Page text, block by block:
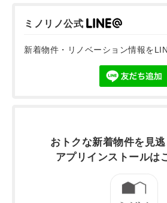
ミノリノ公式
新着物件・リノベーション情報を
おトクな新着物件を 見
アプリインストールは